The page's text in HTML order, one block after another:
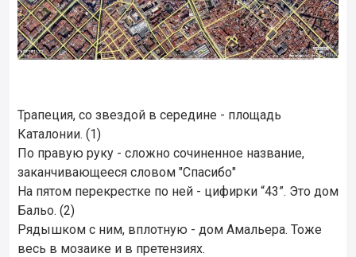
Трапеция, со звездой в середине - площадь
Каталонии. (1)
По правую руку - сложно сочиненное название,
заканчивающееся словом "Спасибо"
На пятом перекрестке по ней - цифирки “43”. Это дом
Бальо. (2)
Рядышком с ним, вплотную - дом Амальера. Тоже
весь в мозаике и в претензиях.